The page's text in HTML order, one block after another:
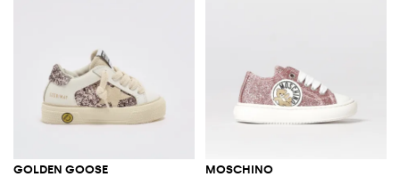
GOLDEN GOOSE MOSCHINO